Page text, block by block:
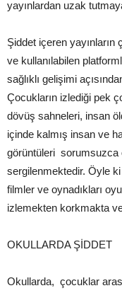
yayınlardan uzak
Şiddet içeren yayınların
ve kullanılabilen
sağlıklı gelişimi
Çocukların izlediği pek
dövüş sahneleri, insan
içinde kalmış insan ve
görüntüleri sorumsuzca
sergilenmektedir. Öyle ki
filmler ve oynadıkları
izlemekten korkmakta
OKULLARDA ŞİDDET
Okullarda, çocuklar